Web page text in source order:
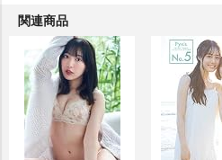
関連商品